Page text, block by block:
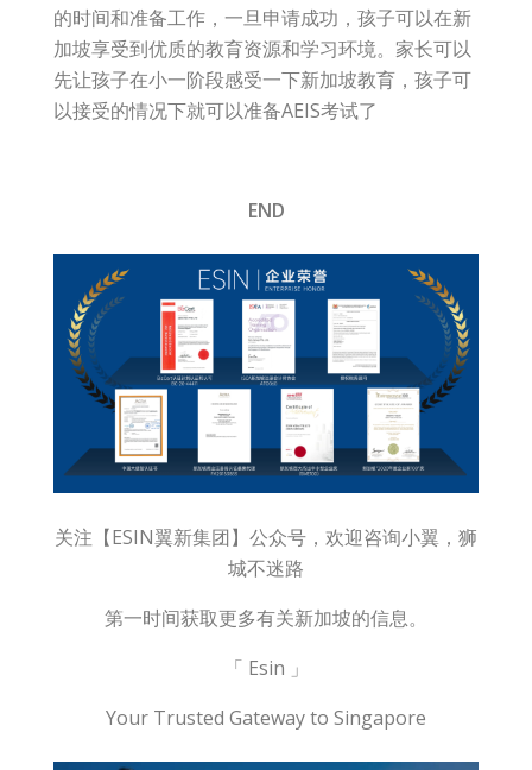
的时间和准备工作，一旦申请成功，孩子可以在新
加坡享受到优质的教育资源和学习环境。家长可以
先让孩子在小一阶段感受一下新加坡教育，孩子可
以接受的情况下就可以准备AEIS考试了
END
关注【ESIN翼新集团】公众号，欢迎咨询小翼，狮
城不迷路
第一时间获取更多有关新加坡的信息。
「 Esin 」
Your Trusted Gateway to Singapore